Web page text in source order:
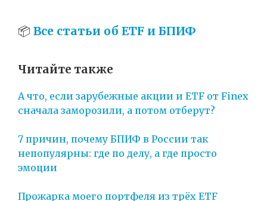
📦 Все статьи об ETF и БПИФ
Читайте также
А что, если зарубежные акции и ETF от Finex
сначала заморозили, а потом отберут?
7 причин, почему БПИФ в России так
непопулярны: где по делу, а где просто
эмоции
Прожарка моего портфеля из трёх ETF